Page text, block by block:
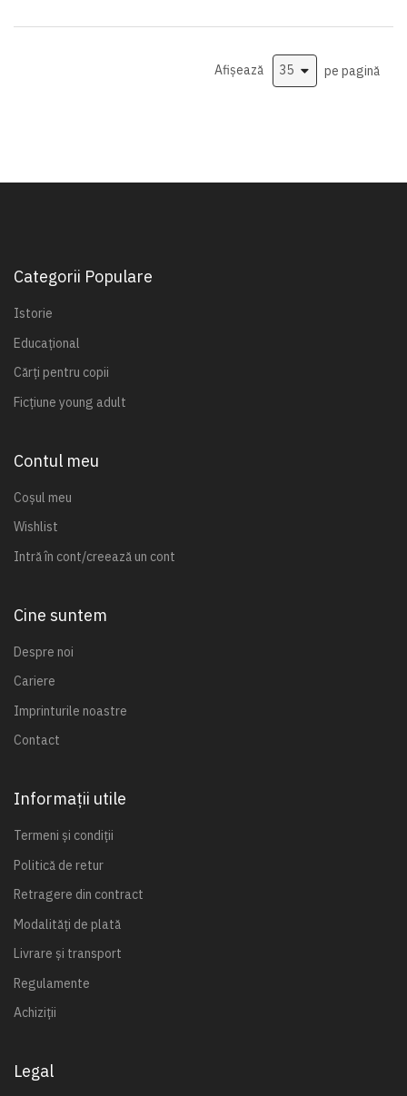
Afișează pe pagină
Categorii Populare
Istorie
Educațional
Cărți pentru copii
Ficțiune young adult
Contul meu
Coșul meu
Wishlist
Intră în cont/creează un cont
Cine suntem
Despre noi
Cariere
Imprinturile noastre
Contact
Informații utile
Termeni și condiții
Politică de retur
Retragere din contract
Modalități de plată
Livrare și transport
Regulamente
Achiziții
Legal